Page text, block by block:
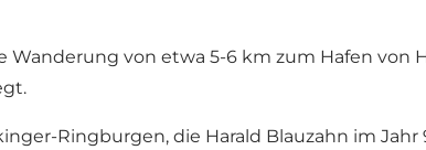
von etwa 5-6 km zum Hafen von
Ringburgen, die Harald Blauzahn im